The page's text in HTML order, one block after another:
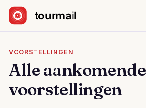
Sla navigatie over
VOORSTELLINGEN
Alle aankomende
voorstellingen